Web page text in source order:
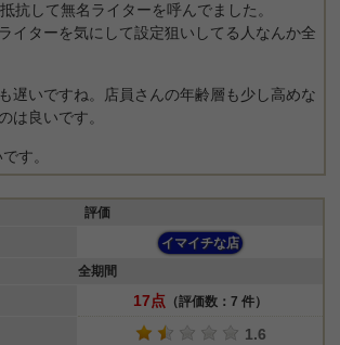
抗して無名ライターを呼んでました。
イターを気にして設定狙いしてる人なんか全
遅いですね。店員さんの年齢層も少し高めな
は良いです。
す。
評価
イマイチな店
全期間
17点 （評価数：7 件）
1.6